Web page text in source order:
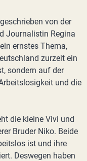
von der
Journalistin Regina
ernstes Thema,
zurzeit ein
sondern auf der
und die
die kleine Vivi und
Bruder Niko. Beide
ist und ihre
Deswegen haben